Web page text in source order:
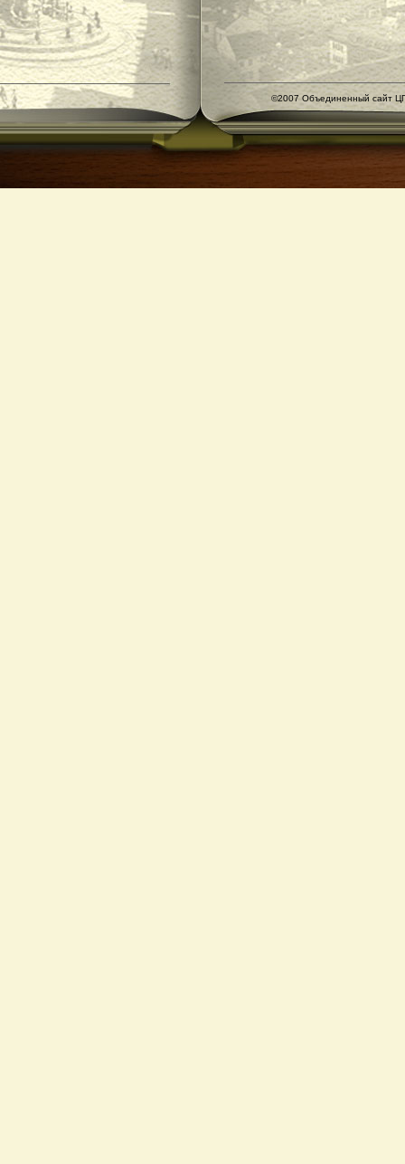
©2007 Объединенный сайт